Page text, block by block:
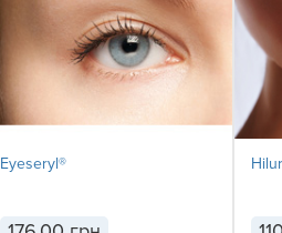
Eyeseryl®